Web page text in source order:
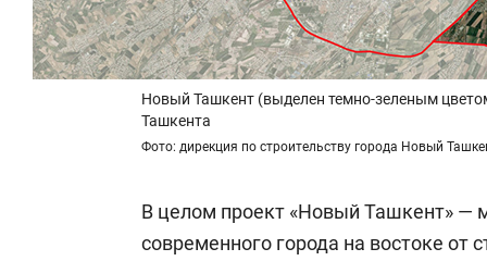
Новый Ташкент (выделен темно-зеленым
Ташкента
Фото: дирекция по строительству города Новый
В целом проект «Новый Ташкент» —
современного города на востоке